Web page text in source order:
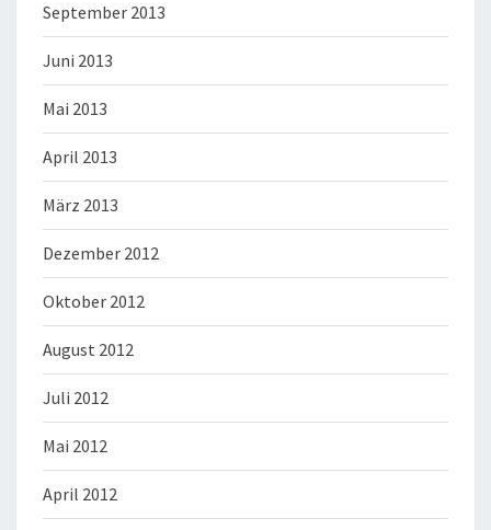
September 2013
Juni 2013
Mai 2013
April 2013
März 2013
Dezember 2012
Oktober 2012
August 2012
Juli 2012
Mai 2012
April 2012